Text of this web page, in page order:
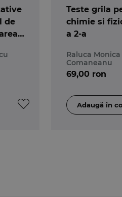
de
Teste grila
chimie si
a 2-a
Raluca Monica
Comaneanu
69,00 ron